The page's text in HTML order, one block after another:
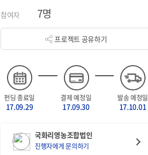
참여자 7명
프로젝트 공유하기
펀딩 종료일
17.09.29
결제 예정일
17.09.30
발송 예정일
17.10.01
국화리영농조합법인
진행자에게 문의하기